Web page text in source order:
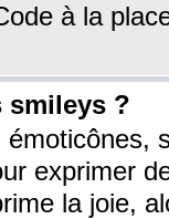
à la
smileys ?
émoticônes,
exprimer
la joie,